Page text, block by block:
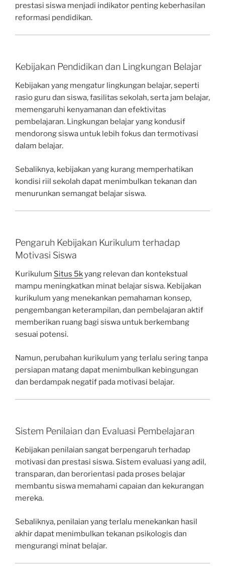
prestasi siswa menjadi indikator penting keberhasilan
reformasi pendidikan.
Kebijakan Pendidikan dan Lingkungan Belajar
Kebijakan yang mengatur lingkungan belajar, seperti
rasio guru dan siswa, fasilitas sekolah, serta jam belajar,
memengaruhi kenyamanan dan efektivitas
pembelajaran. Lingkungan belajar yang kondusif
mendorong siswa untuk lebih fokus dan termotivasi
dalam belajar.
Sebaliknya, kebijakan yang kurang memperhatikan
kondisi riil sekolah dapat menimbulkan tekanan dan
menurunkan semangat belajar siswa.
Pengaruh Kebijakan Kurikulum terhadap
Motivasi Siswa
Kurikulum Situs 5kyang relevan dan kontekstual
mampu meningkatkan minat belajar siswa. Kebijakan
kurikulum yang menekankan pemahaman konsep,
pengembangan keterampilan, dan pembelajaran aktif
memberikan ruang bagi siswa untuk berkembang
sesuai potensi.
Namun, perubahan kurikulum yang terlalu sering tanpa
persiapan matang dapat menimbulkan kebingungan
dan berdampak negatif pada motivasi belajar.
Sistem Penilaian dan Evaluasi Pembelajaran
Kebijakan penilaian sangat berpengaruh terhadap
motivasi dan prestasi siswa. Sistem evaluasi yang adil,
transparan, dan berorientasi pada proses belajar
membantu siswa memahami capaian dan kekurangan
mereka.
Sebaliknya, penilaian yang terlalu menekankan hasil
akhir dapat menimbulkan tekanan psikologis dan
mengurangi minat belajar.